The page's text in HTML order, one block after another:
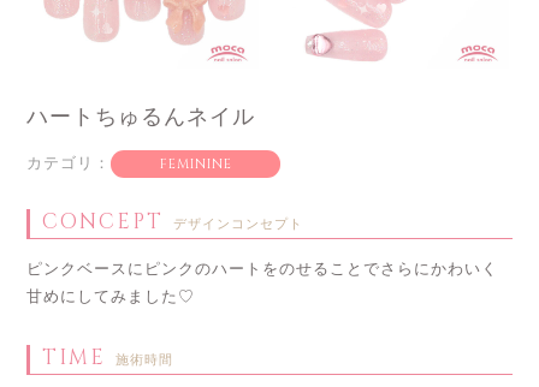
ハートちゅるんネイル
カテゴリ： FEMININE
CONCEPT デザインコンセプト
ピンクベースにピンクのハートをのせることでさらにかわいく
甘めにしてみました♡
TIME 施術時間